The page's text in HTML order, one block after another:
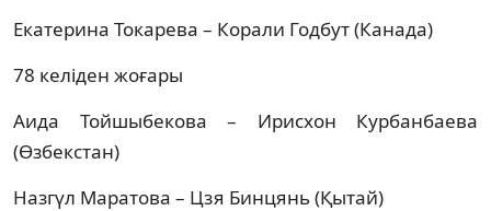
Екатерина Токарева – Корали Годбут (Канада)
78 келіден жоғары
Аида Тойшыбекова – Ирисхон Курбанбаева
(Өзбекстан)
Назгүл Маратова – Цзя Бинцянь (Қытай)